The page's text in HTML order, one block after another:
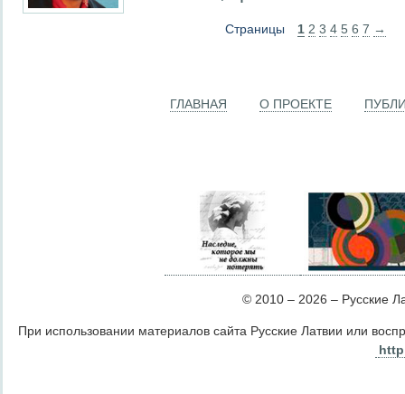
Страницы 1 2 3 4 5 6 7 →
ГЛАВНАЯ О ПРОЕКТЕ
© 2010 – 2026 – Русские
При использовании материалов сайта Русские Латвии или